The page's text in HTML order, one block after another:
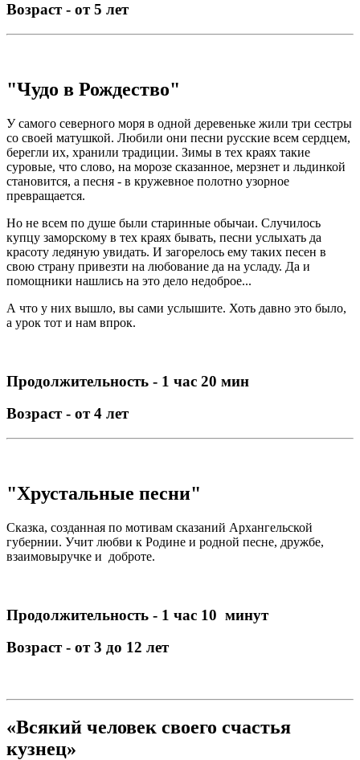
Возраст - от 5 лет
"Чудо в Рождество"
У самого северного моря в одной деревеньке жили три сестры
со своей матушкой. Любили они песни русские всем сердцем,
берегли их, хранили традиции. Зимы в тех краях такие
суровые, что слово, на морозе сказанное, мерзнет и льдинкой
становится, а песня - в кружевное полотно узорное
превращается.
Но не всем по душе были старинные обычаи. Случилось
купцу заморскому в тех краях бывать, песни услыхать да
красоту ледяную увидать. И загорелось ему таких песен в
свою страну привезти на любование да на усладу. Да и
помощники нашлись на это дело недоброе...
А что у них вышло, вы сами услышите. Хоть давно это было,
а урок тот и нам впрок.
Продолжительность - 1 час 20 мин
Возраст - от 4 лет
"Хрустальные песни"
Сказка, созданная по мотивам сказаний Архангельской
губернии. Учит любви к Родине и родной песне, дружбе,
взаимовыручке и доброте.
Продолжительность - 1 час 10 минут
Возраст - от 3 до 12 лет
«Всякий человек своего счастья
кузнец»